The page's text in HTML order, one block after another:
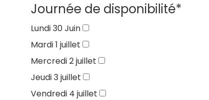
Journée de disponibilité*
Lundi 30 Juin
Mardi 1 juillet
Mercredi 2 juillet
Jeudi 3 juillet
Vendredi 4 juillet